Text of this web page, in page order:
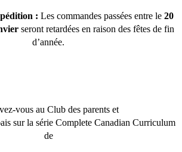
: Les commandes passées entre le 20
seront retardées en raison des fêtes de fin
d’année.
vous au Club des parents et
sur la série Complete Canadian Curriculum
de